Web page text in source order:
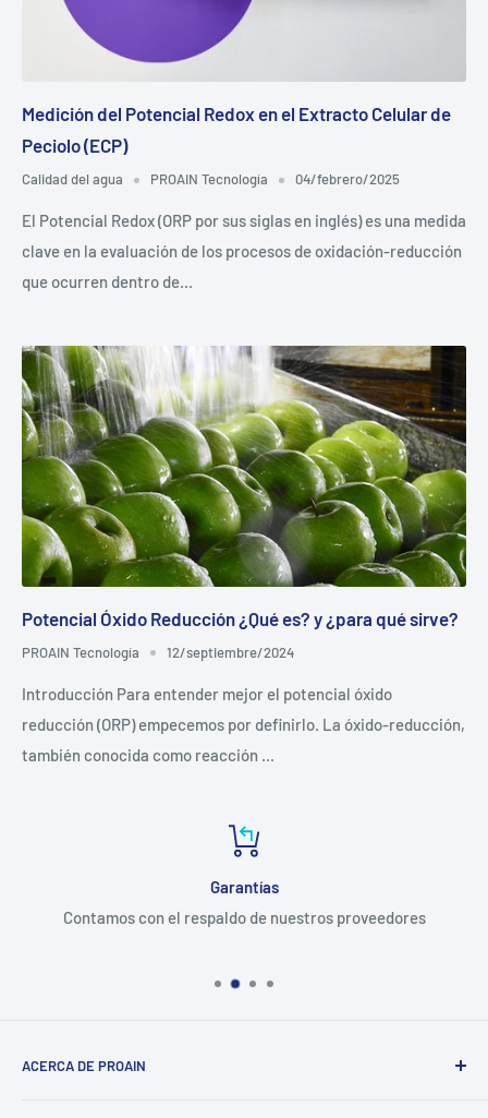
Medición del Potencial Redox en el Extracto Celular de
Peciolo (ECP)
Calidad del agua PROAIN Tecnología 04/febrero/2025
El Potencial Redox (ORP por sus siglas en inglés) es una medida
clave en la evaluación de los procesos de oxidación-reducción
que ocurren dentro de...
Potencial Óxido Reducción ¿Qué es? y ¿para qué sirve?
PROAIN Tecnología 12/septiembre/2024
Introducción Para entender mejor el potencial óxido
reducción (ORP) empecemos por definirlo. La óxido-reducción,
también conocida como reacción ...
Garantías
Contamos con el respaldo de nuestros proveedores
ACERCA DE PROAIN